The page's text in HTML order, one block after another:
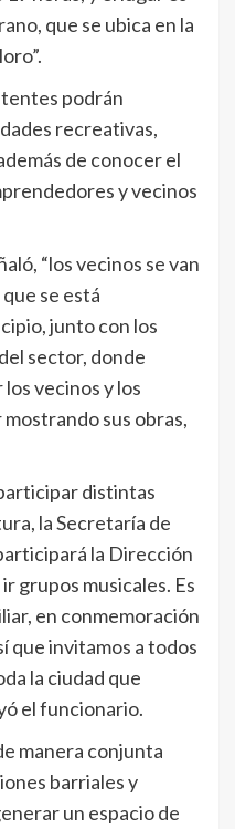
que se ubica en la
podrán
recreativas,
de conocer el
y vecinos
“los vecinos se van
se está
junto con los
sector, donde
vecinos y los
sus obras,
distintas
la Secretaría de
la Dirección
grupos musicales. Es
en conmemoración
que invitamos a todos
la ciudad que
el funcionario.
manera conjunta
barriales y
un espacio de